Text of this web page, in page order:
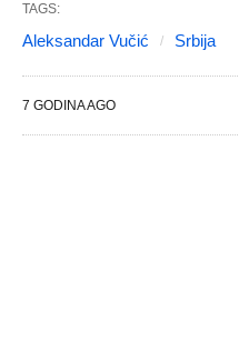
TAGS:
Aleksandar Vučić Srbija
7 GODINA AGO